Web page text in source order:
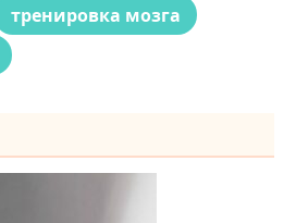
тренировка мозга